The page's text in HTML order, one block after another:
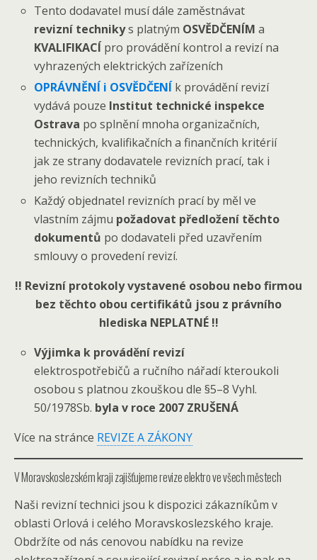
Tento dodavatel musí dále zaměstnávat
revizní technikys platným OSVĚDČENÍM a
KVALIFIKACÍ pro provádění kontrol a revizí na
vyhrazených elektrických zařízeních
OPRÁVNĚNÍ i OSVĚDČENÍ k provádění revizí
vydává pouze Institut technické inspekce
Ostrava po splnění mnoha organizačních,
technických, kvalifikačních a finančních kritérií
jak ze strany dodavatele revizních prací, tak i
jeho revizních techniků
Každý objednatel revizních prací by měl ve
vlastním zájmu požadovat předložení těchto
dokumentů po dodavateli před uzavřením
smlouvy o provedení revizí.
!! Revizní protokoly vystavené osobou nebo firmou
bez těchto obou certifikátů jsou z právního
hlediska NEPLATNÉ !!
Výjimka k provádění revizí
elektrospotřebičů a ručního nářadí kteroukoli
osobou s platnou zkouškou dle §5–8 Vyhl.
50/1978Sb. byla v roce 2007 ZRUŠENÁ
Více na stránce REVIZE A ZÁKONY
V Moravskoslezském kraji zajišťujeme revize elektro ve všech městech
Naši revizní technici jsou k dispozici zákazníkům v
oblasti Orlová i celého Moravskoslezského kraje.
Obdržíte od nás cenovou nabídku na revize